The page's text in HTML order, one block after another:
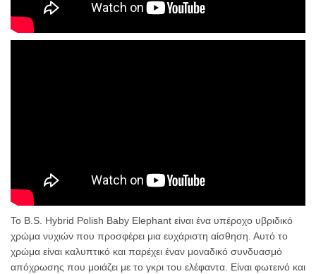
Το B.S. Hybrid Polish Baby Elephant είναι ένα υπέροχο υβριδικό
χρώμα νυχιών που προσφέρει μια ευχάριστη αίσθηση. Αυτό το
χρώμα είναι καλυπτικό και παρέχει έναν μοναδικό συνδυασμό
απόχρωσης που μοιάζει με το γκρι του ελέφαντα. Είναι φωτεινό και